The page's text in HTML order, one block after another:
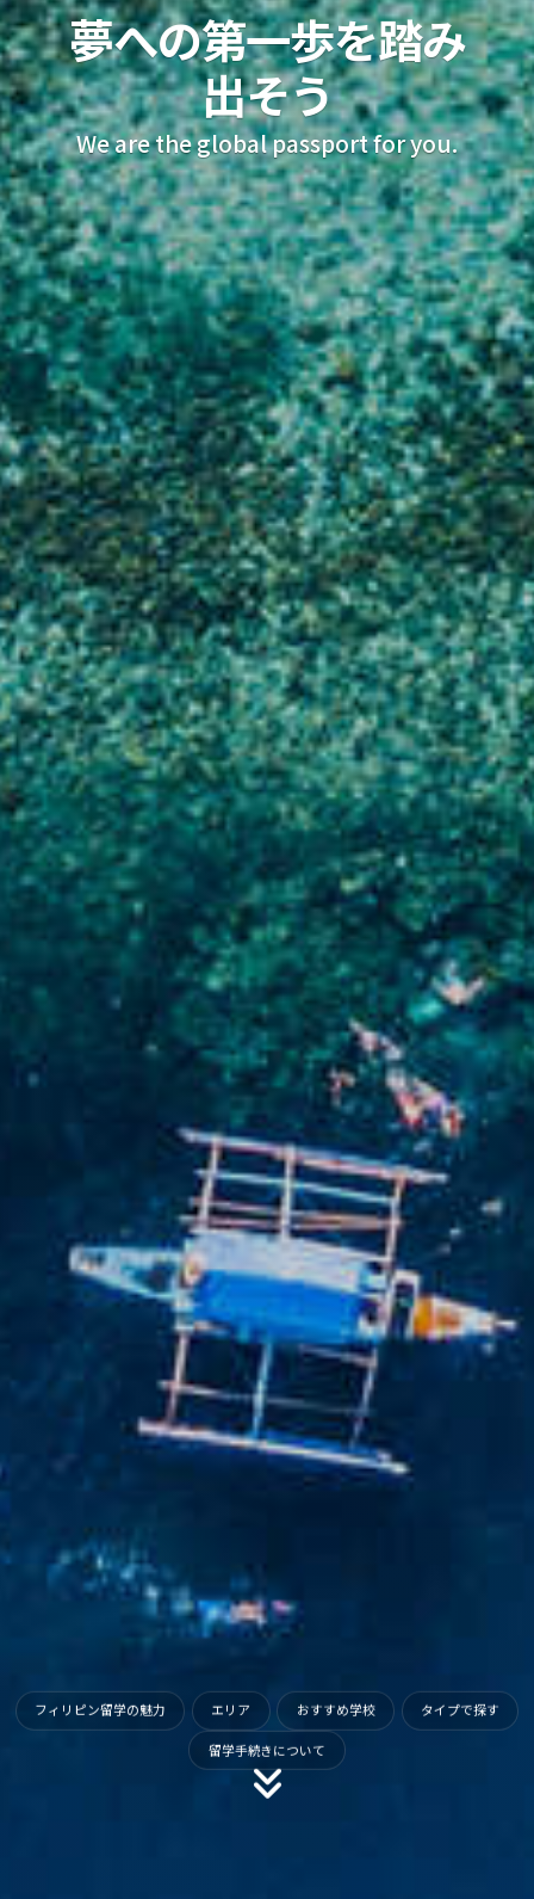
フィリピン留学の魅力 エリア おすすめ学校 タイプで探す
留学手続きについて

夢への第一歩を踏み
出そう
We are the global passport for you.